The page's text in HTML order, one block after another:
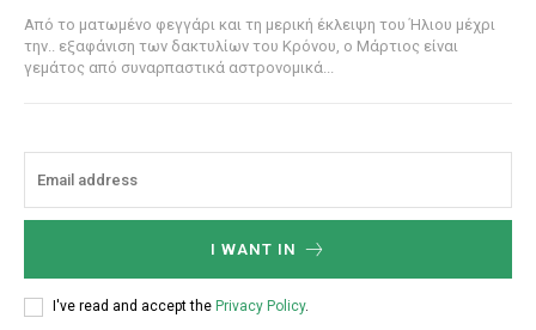
Από το ματωμένο φεγγάρι και τη μερική έκλειψη του Ήλιου μέχρι
την.. εξαφάνιση των δακτυλίων του Κρόνου, ο Μάρτιος είναι
γεμάτος από συναρπαστικά αστρονομικά...
I WANT IN
I've read and accept the Privacy Policy.